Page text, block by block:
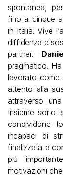
spontanea,
fino ai cinque
in Italia. Vive
diffidenza e
partner.
pragmatico.
lavorato come
attento alla
attraverso
Insieme sono
condividono
incapaci di
finalizzata a
più
motivazioni